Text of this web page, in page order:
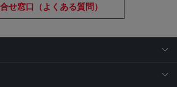
せ窓口（よくある質問）